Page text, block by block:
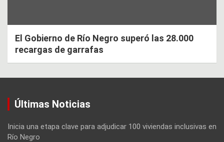
El Gobierno de Río Negro superó las 28.000
recargas de garrafas
Últimas Noticias
Inicia una etapa clave para adjudicar 100 viviendas inclusivas en
Río Negro